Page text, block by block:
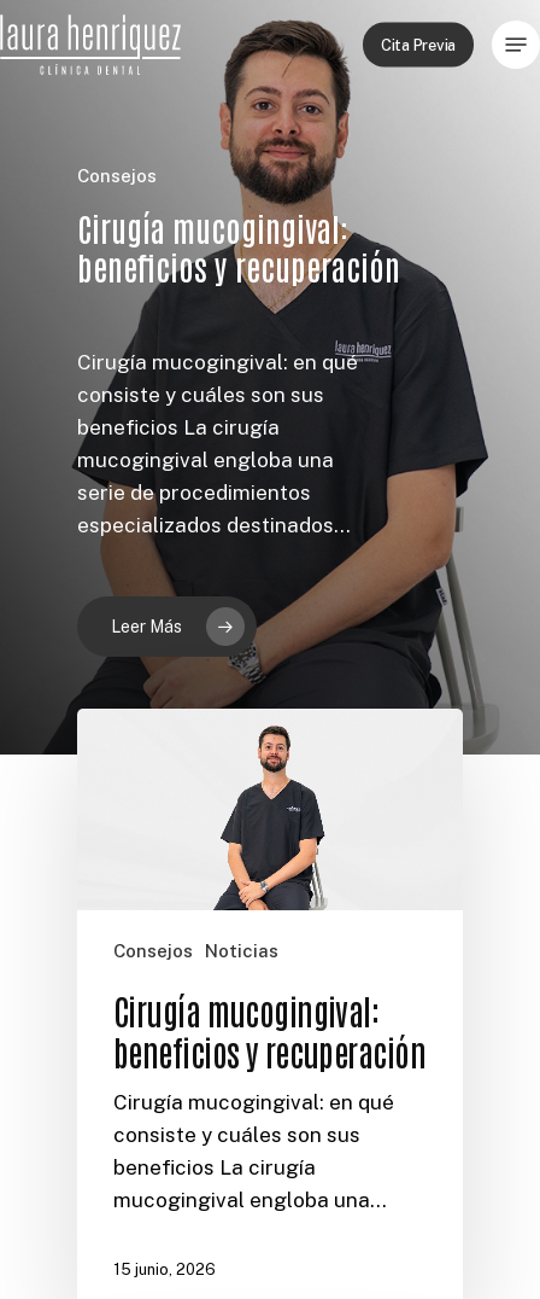
Skip
to
main
Cita Previa
Consejos
Cirugía mucogingival:
beneficios y recuperación
Cirugía mucogingival: en qué
consiste y cuáles son sus
beneficios La cirugía
mucogingival engloba una
serie de procedimientos
especializados destinados…
Leer Más
Consejos Noticias
Cirugía mucogingival:
beneficios y recuperación
Cirugía mucogingival: en qué
consiste y cuáles son sus
beneficios La cirugía
mucogingival engloba una…
15 junio, 2026